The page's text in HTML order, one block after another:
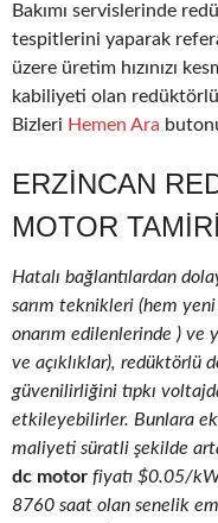
Bakımı servislerinde
tespitlerini yaparak
üzere üretim hızınızı
kabiliyeti olan
Bizleri Hemen Ara
ERZINCAN
MOTOR TAMIRI
Hatalı bağlantılardan
sarım teknikleri (hem
onarım edilenlerinde ) ve
ve açıklıklar), redüktörlü
güvenilirliğini tıpkı
etkileyebilirler. Bunlara
maliyeti süratli şekilde
dc motor fiyatı $0.05/
8760 saat olan senelik